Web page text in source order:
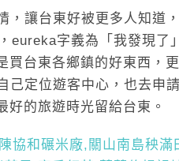
，讓台東好被更多人知道
eureka字義為「我發現了
買台東各鄉鎮的好東西，
己定位遊客中心，也去申
好的旅遊時光留給台東。